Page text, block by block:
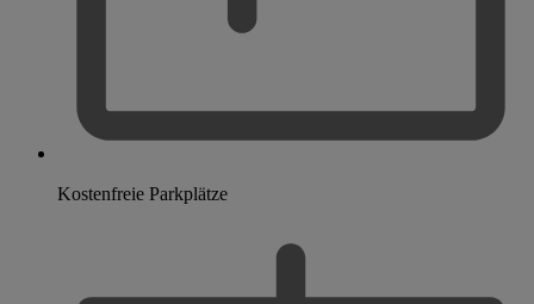
Kostenfreie Parkplätze